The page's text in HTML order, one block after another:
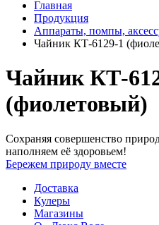
Главная
Продукция
Аппараты, помпы,
Чайник КТ-6129-1
Чайник КТ-
(фиолетовый)
Сохраняя совершенство
наполняем её здоровьем!
Бережем природу вместе
Доставка
Кулеры
Магазины